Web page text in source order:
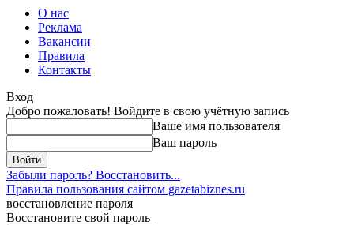
О нас
Реклама
Вакансии
Правила
Контакты
Вход
Добро пожаловать! Войдите в свою учётную запись
Ваше имя пользователя
Ваш пароль
Забыли пароль? Восстановить...
Правила пользования сайтом gazetabiznes.ru
восстановление пароля
Восстановите свой пароль